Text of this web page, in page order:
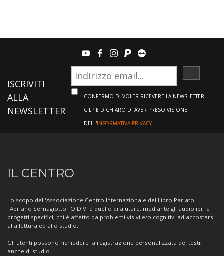
youtubefacebook
instagram
paypalteamviewer
ISCRIVITI
ALLA
NEWSLETTER
CONFERMO DI VOLER RICEVERE LA NEWSLETTER
CILP E DICHIARO DI AVER PRESO VISIONE
DELL'INFORMATIVA PRIVACY.
Informazioni
sul
Centro
IL CENTRO
Lo scopo dell'Associazione Centro Internazionale del Libro Parlato
"Adriano Sernagiotto" O.D.V. è quello di aiutare, mediante gli audiolibri e
progetti specifici, chi è affetto da problemi visivi e/o cognitivi ad accostarsi
alla lettura ed allo studio.
Gli utenti possono richiedere la registrazione personalizzata dei testi,
anche di studio.